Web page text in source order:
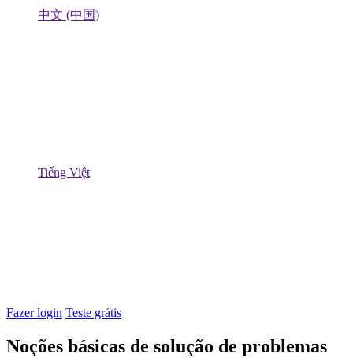
中文 (中国)
Tiếng Việt
Fazer login Teste grátis
Noções básicas de solução de problemas